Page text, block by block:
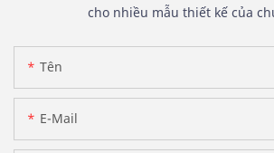
cho nhiều mẫu thiết kế của
Tên
E-Mail